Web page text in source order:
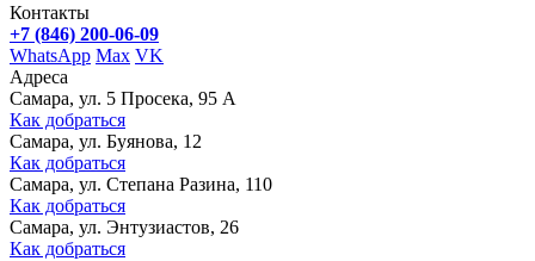
Контакты
+7 (846) 200-06-09
WhatsApp Max VK
Адреса
Самара, ул. 5 Просека, 95 А
Как добраться
Самара, ул. Буянова, 12
Как добраться
Самара, ул. Степана Разина, 110
Как добраться
Самара, ул. Энтузиастов, 26
Как добраться